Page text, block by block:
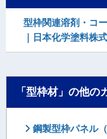
型枠関連溶剤・コ
｜日本化学塗料株
「型枠材」の他の
鋼製型枠パネル